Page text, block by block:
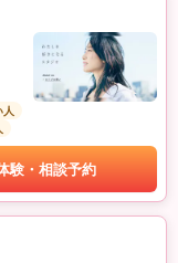
人
験・相談予約